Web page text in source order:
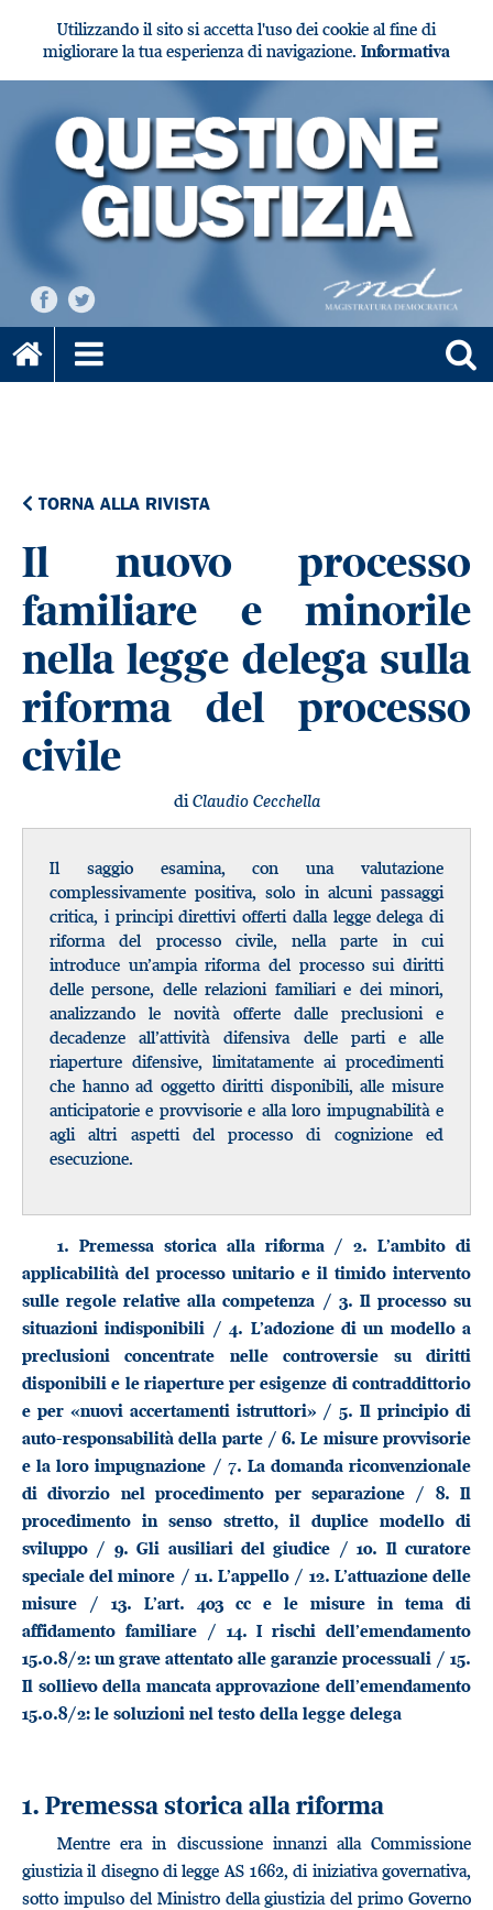
Utilizzando il sito si accetta l'uso dei cookie al fine di
migliorare la tua esperienza di navigazione. Informativa
TORNA ALLA RIVISTA
Il nuovo processo
familiare e minorile
nella legge delega sulla
riforma del processo
civile
diClaudio Cecchella
Il saggio esamina, con una valutazione
complessivamente positiva, solo in alcuni passaggi
critica, i principi direttivi offerti dalla legge delega di
riforma del processo civile, nella parte in cui
introduce un’ampia riforma del processo sui diritti
delle persone, delle relazioni familiari e dei minori,
analizzando le novità offerte dalle preclusioni e
decadenze all’attività difensiva delle parti e alle
riaperture difensive, limitatamente ai procedimenti
che hanno ad oggetto diritti disponibili, alle misure
anticipatorie e provvisorie e alla loro impugnabilità e
agli altri aspetti del processo di cognizione ed
esecuzione.
1. Premessa storica alla riforma / 2. L’ambito di
applicabilità del processo unitario e il timido intervento
sulle regole relative alla competenza / 3. Il processo su
situazioni indisponibili / 4. L’adozione di un modello a
preclusioni concentrate nelle controversie su diritti
disponibili e le riaperture per esigenze di contraddittorio
e per «nuovi accertamenti istruttori» / 5. Il principio di
auto-responsabilità della parte / 6. Le misure provvisorie
e la loro impugnazione / 7. La domanda riconvenzionale
di divorzio nel procedimento per separazione / 8. Il
procedimento in senso stretto, il duplice modello di
sviluppo / 9. Gli ausiliari del giudice / 10. Il curatore
speciale del minore / 11. L’appello / 12. L’attuazione delle
misure / 13. L’art. 403 cc e le misure in tema di
affidamento familiare / 14. I rischi dell’emendamento
15.o.8/2: un grave attentato alle garanzie processuali / 15.
Il sollievo della mancata approvazione dell’emendamento
15.o.8/2: le soluzioni nel testo della legge delega
1. Premessa storica alla riforma
Mentre era in discussione innanzi alla Commissione
giustizia il disegno di legge AS 1662, di iniziativa governativa,
sotto impulso del Ministro della giustizia del primo Governo